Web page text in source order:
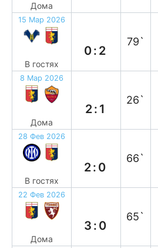
Дома
15 Мар 2026
В гостях
0:2
79`
8 Мар 2026
Дома
2:1
26`
28 Фев 2026
В гостях
2:0
66`
22 Фев 2026
Дома
3:0
65`